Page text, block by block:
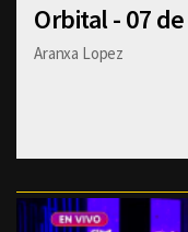
Orbital - 07
Aranxa Lopez